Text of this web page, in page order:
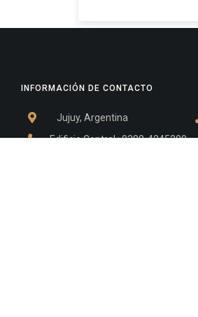
INFORMACIÓN DE CONTACTO
Jujuy, Argentina
Edificio Central : 0388-4245300